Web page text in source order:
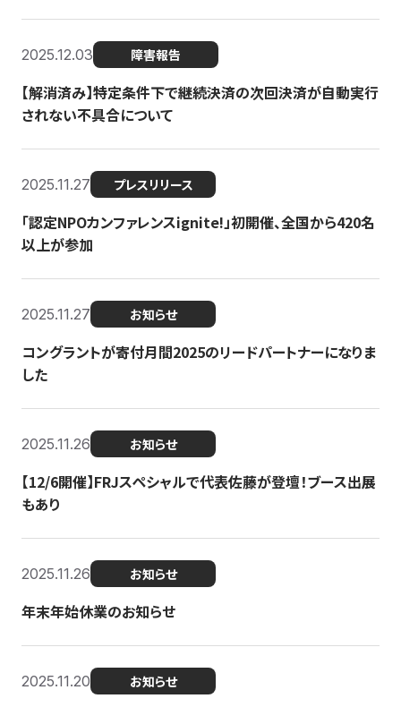
2025.12.03 障害報告
【解消済み】特定条件下で継続決済の次回決済が自動実行
されない不具合について
2025.11.27 プレスリリース
「認定NPOカンファレンスignite!」初開催、全国から420名
以上が参加
2025.11.27 お知らせ
コングラントが寄付月間2025のリードパートナーになりま
した
2025.11.26 お知らせ
【12/6開催】FRJスペシャルで代表佐藤が登壇！ブース出展
もあり
2025.11.26 お知らせ
年末年始休業のお知らせ
2025.11.20 お知らせ